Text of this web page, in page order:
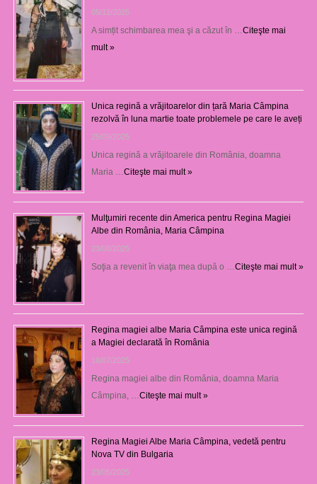
05/12/2025
A simțit schimbarea mea şi a căzut în … Citeşte mai
mult »
Unica regină a vrăjitoarelor din țară Maria Câmpina
rezolvă în luna martie toate problemele pe care le aveți
25/09/2025
Unica regină a vrăjitoarele din România, doamna
Maria … Citeşte mai mult »
Mulţumiri recente din America pentru Regina Magiei
Albe din România, Maria Câmpina
23/08/2025
Soţia a revenit în viaţa mea după o … Citeşte mai mult »
Regina magiei albe Maria Câmpina este unica regină
a Magiei declarată în România
16/07/2025
Regina magiei albe din România, doamna Maria
Câmpina, … Citeşte mai mult »
Regina Magiei Albe Maria Câmpina, vedetă pentru
Nova TV din Bulgaria
23/05/2025